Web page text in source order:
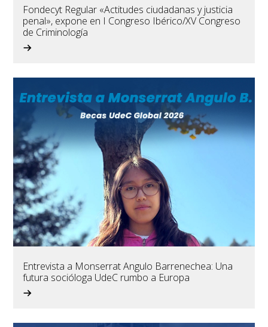
Fondecyt Regular «Actitudes ciudadanas y justicia
penal», expone en I Congreso Ibérico/XV Congreso
de Criminología
Entrevista a Monserrat Angulo Barrenechea: Una
futura socióloga UdeC rumbo a Europa